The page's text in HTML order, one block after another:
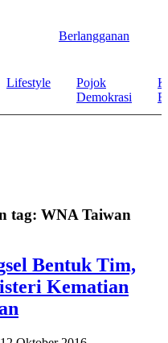
Berlangganan
Lifestyle
Pojok
Demokrasi
tag: WNA Taiwan
Bentuk Tim,
Kematian